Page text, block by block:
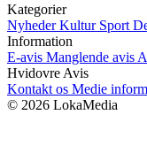
Kategorier
NyhederKultur Sport
Information
E-avis Manglende avis
Hvidovre Avis
Kontakt os Medie
© 2026 LokaMedia